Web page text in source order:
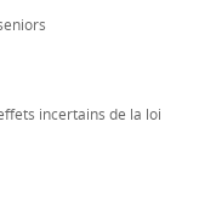
incertains de la loi